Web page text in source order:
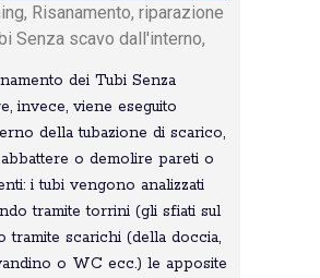
Risanamento, riparazione
Senza scavo dall'interno,
dei Tubi Senza
invece, viene eseguito
della tubazione di scarico,
o demolire pareti o
i tubi vengono analizzati
tramite torrini (gli sfiati sul
tramite scarichi (della doccia,
o WC ecc.) le apposite